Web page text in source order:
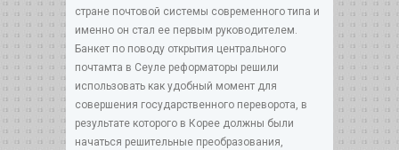
стране почтовой системы современного типа и
именно он стал ее первым руководителем.
Банкет по поводу открытия центрального
почтамта в Сеуле реформаторы решили
использовать как удобный момент для
совершения государственного переворота, в
результате которого в Корее должны были
начаться решительные преобразования,